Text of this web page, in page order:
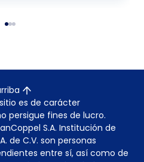
es de carácter
persigue fines de lucro.
S.A. Institución de
de C.V. son personas
entre sí, así como de